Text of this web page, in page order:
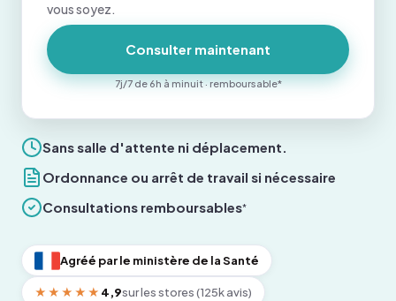
Sans salle d'attente ni déplacement.
Ordonnance ou arrêt de travail si nécessaire
Consultations remboursables*
Agréé par le ministère de la Santé
★★★★★ 4,9sur les stores (125k avis)
vous soyez.
Consulter maintenant
7j/7 de 6h à minuit · remboursable*